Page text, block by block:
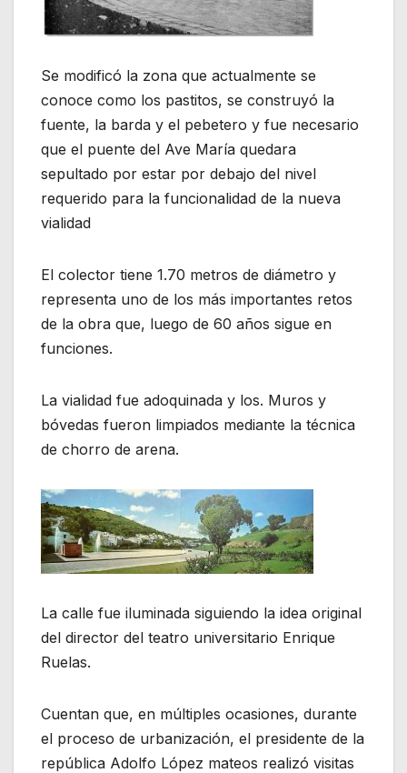
Se modificó la zona que actualmente se
conoce como los pastitos, se construyó la
fuente, la barda y el pebetero y fue necesario
que el puente del Ave María quedara
sepultado por estar por debajo del nivel
requerido para la funcionalidad de la nueva
vialidad
El colector tiene 1.70 metros de diámetro y
representa uno de los más importantes retos
de la obra que, luego de 60 años sigue en
funciones.
La vialidad fue adoquinada y los. Muros y
bóvedas fueron limpiados mediante la técnica
de chorro de arena.
La calle fue iluminada siguiendo la idea original
del director del teatro universitario Enrique
Ruelas.
Cuentan que, en múltiples ocasiones, durante
el proceso de urbanización, el presidente de la
república Adolfo López mateos realizó visitas